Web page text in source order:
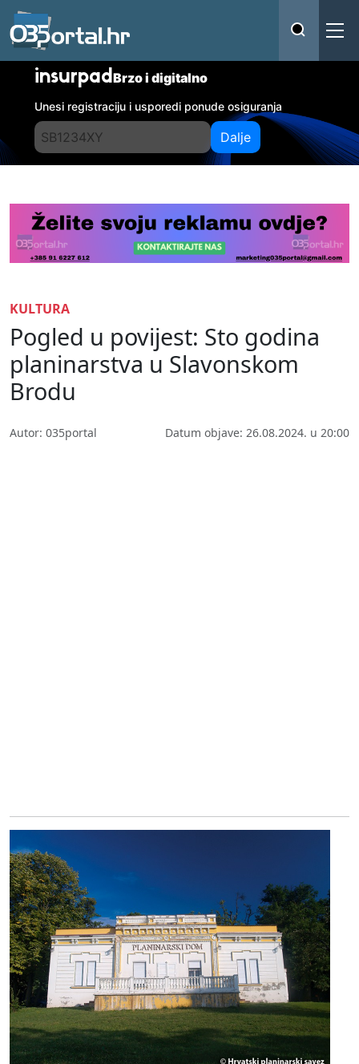
insurpadBrzo i digitalno
Unesi registraciju i usporedi ponude osiguranja
Dalje
KULTURA
Pogled u povijest: Sto godina
planinarstva u Slavonskom
Brodu
Autor: 035portal Datum objave: 26.08.2024. u 20:00